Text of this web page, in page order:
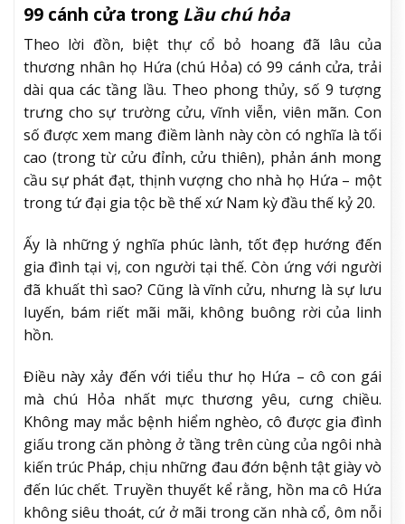
99 cánh cửa trong Lầu chú hỏa
Theo lời đồn, biệt thự cổ bỏ hoang đã lâu của
thương nhân họ Hứa (chú Hỏa) có 99 cánh cửa, trải
dài qua các tầng lầu. Theo phong thủy, số 9 tượng
trưng cho sự trường cửu, vĩnh viễn, viên mãn. Con
số được xem mang điềm lành này còn có nghĩa là tối
cao (trong từ cửu đỉnh, cửu thiên), phản ánh mong
cầu sự phát đạt, thịnh vượng cho nhà họ Hứa – một
trong tứ đại gia tộc bề thế xứ Nam kỳ đầu thế kỷ 20.
Ấy là những ý nghĩa phúc lành, tốt đẹp hướng đến
gia đình tại vị, con người tại thế. Còn ứng với người
đã khuất thì sao? Cũng là vĩnh cửu, nhưng là sự lưu
luyến, bám riết mãi mãi, không buông rời của linh
hồn.
Điều này xảy đến với tiểu thư họ Hứa – cô con gái
mà chú Hỏa nhất mực thương yêu, cưng chiều.
Không may mắc bệnh hiểm nghèo, cô được gia đình
giấu trong căn phòng ở tầng trên cùng của ngôi nhà
kiến trúc Pháp, chịu những đau đớn bệnh tật giày vò
đến lúc chết. Truyền thuyết kể rằng, hồn ma cô Hứa
không siêu thoát, cứ ở mãi trong căn nhà cổ, ôm nỗi